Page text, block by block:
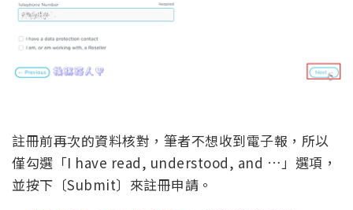
註冊前再次的資料核對，筆者不想收到電子報，所以
僅勾選「I have read, understood, and …」選項，
並按下〔Submit〕來註冊申請。